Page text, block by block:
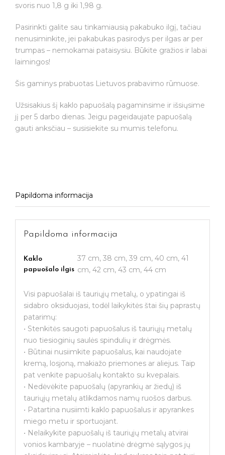
svoris nuo 1,8 g iki 1,98 g.
Pasirinkti galite sau tinkamiausią pakabuko ilgį, tačiau
nenusiminkite, jei pakabukas pasirodys per ilgas ar per
trumpas – nemokamai pataisysiu. Būkite gražios ir labai
laimingos!
Šis gaminys prabuotas Lietuvos prabavimo rūmuose.
Užsisakius šį kaklo papuošalą pagaminsime ir išsiųsime
jį per 5 darbo dienas. Jeigu pageidaujate papuošalą
gauti anksčiau – susisiekite su mumis telefonu.
Papildoma informacija
Papildoma informacija
Kaklo
papuošalo ilgis
37 cm, 38 cm, 39 cm, 40 cm, 41
cm, 42 cm, 43 cm, 44 cm
Visi papuošalai iš tauriųjų metalų, o ypatingai iš
sidabro oksiduojasi, todėl laikykitės štai šių paprastų
patarimų:
• Stenkitės saugoti papuošalus iš tauriųjų metalų
nuo tiesioginių saulės spindulių ir drėgmės.
• Būtinai nusiimkite papuošalus, kai naudojate
kremą, losjoną, makiažo priemones ar aliejus. Taip
pat venkite papuošalų kontakto su kvepalais.
• Nedėvėkite papuošalų (apyrankių ar žiedų) iš
tauriųjų metalų atlikdamos namų ruošos darbus.
• Patartina nusiimti kaklo papuošalus ir apyrankes
miego metu ir sportuojant.
• Nelaikykite papuošalų iš tauriųjų metalų atvirai
vonios kambaryje – nuolatinė drėgmė sąlygos jų